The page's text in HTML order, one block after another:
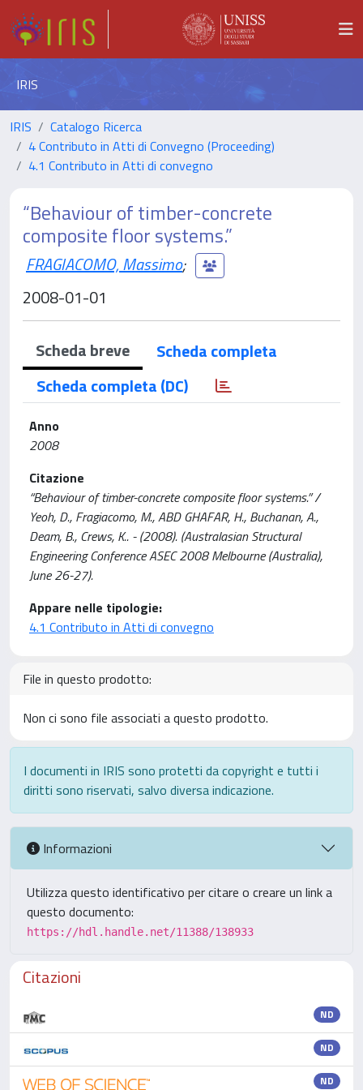
IRIS
IRIS
Catalogo Ricerca
4 Contributo in Atti di Convegno (Proceeding)
4.1 Contributo in Atti di convegno
“Behaviour of timber-concrete
composite floor systems.”
FRAGIACOMO, Massimo;
2008-01-01
Scheda breve
Scheda completa
Scheda completa (DC)
Anno
2008
Citazione
“Behaviour of timber-concrete composite floor systems.” /
Yeoh, D., Fragiacomo, M., ABD GHAFAR, H., Buchanan, A.,
Deam, B., Crews, K.. - (2008). (Australasian Structural
Engineering Conference ASEC 2008 Melbourne (Australia),
June 26-27).
Appare nelle tipologie:
4.1 Contributo in Atti di convegno
File in questo prodotto:
Non ci sono file associati a questo prodotto.
I documenti in IRIS sono protetti da copyright e tutti i
diritti sono riservati, salvo diversa indicazione.
Informazioni
Utilizza questo identificativo per citare o creare un link a
questo documento:
https://hdl.handle.net/11388/138933
Citazioni
ND
ND
ND